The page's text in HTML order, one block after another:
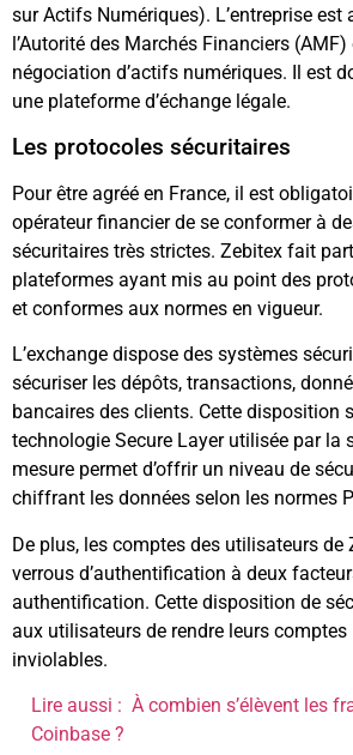
sur Actifs Numériques). L’entreprise est
l’Autorité des Marchés Financiers
négociation d’actifs numériques. Il est
une plateforme d’échange légale.
Les protocoles sécuritaires
Pour être agréé en France, il est
opérateur financier de se conformer à
sécuritaires très strictes. Zebitex fait
plateformes ayant mis au point des
et conformes aux normes en vigueur.
L’exchange dispose des systèmes
sécuriser les dépôts, transactions,
bancaires des clients. Cette disposition
technologie Secure Layer utilisée par la
mesure permet d’offrir un niveau de
chiffrant les données selon les normes
De plus, les comptes des utilisateurs de
verrous d’authentification à deux
authentification. Cette disposition de
aux utilisateurs de rendre leurs
inviolables.
Lire aussi : À combien s’élèvent les
Coinbase ?